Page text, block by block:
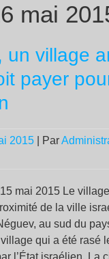
mai
un village
payer
2015 | Par
mai 2015 Le
de la ville
au sud du
qui a été rasé
l’État israélien. La